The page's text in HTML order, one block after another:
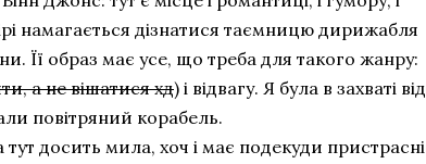
намагається дізнатися таємницю дирижабля
Її образ має усе, що треба для такого жанру:
а не вішатися хд) і відвагу. Я була в захваті від
повітряний корабель.
досить мила, хоч і має подекуди пристрасні